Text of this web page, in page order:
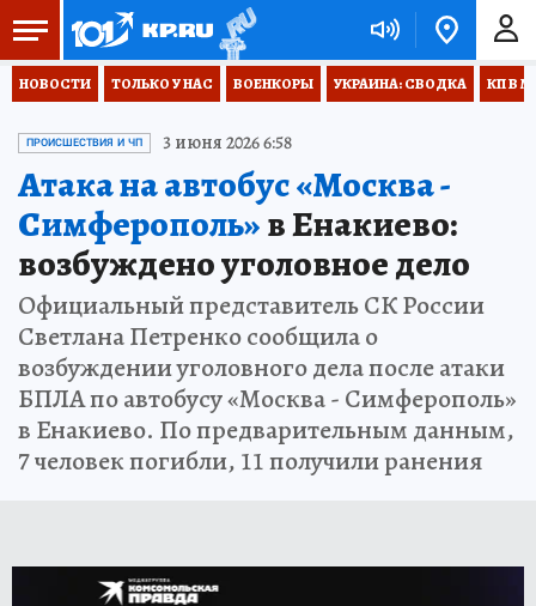
НОВОСТИ ТОЛЬКО У НАС ВОЕНКОРЫ УКРАИНА: СВОДКА КП В
ПРОИСШЕСТВИЯ И ЧП 3 июня 2026 6:58
Атака на автобус «Москва -
Симферополь»в Енакиево:
возбуждено уголовное дело
Официальный представитель СК России
Светлана Петренко сообщила о
возбуждении уголовного дела после атаки
БПЛА по автобусу «Москва - Симферополь»
в Енакиево. По предварительным данным,
7 человек погибли, 11 получили ранения